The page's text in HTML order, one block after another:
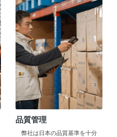
品質管理
弊社は日本の品質基準を十分